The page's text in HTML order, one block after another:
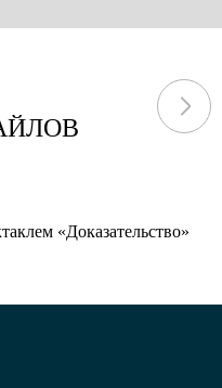
«Доказательство»